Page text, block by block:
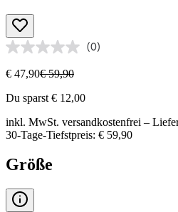
(0)
€ 47,90€ 59,90
Du sparst € 12,00
inkl. MwSt. versandkostenfrei –
30-Tage-Tiefstpreis: € 59,90
Größe